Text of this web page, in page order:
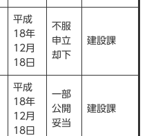
平成
18年
12月
18日
不服
申立
却下
建設課
平成
18年
12月
18日
一部
公開
妥当
建設課